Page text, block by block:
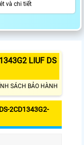
và chi tiết
LIUF DS
SÁCH BẢO HÀNH
2CD1343G2-